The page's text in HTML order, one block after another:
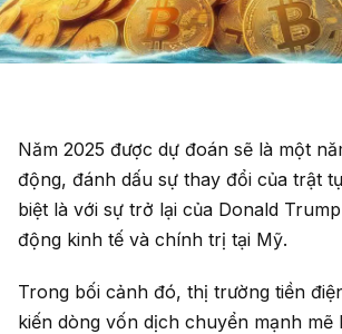
Năm 2025 được dự đoán sẽ là một
động, đánh dấu sự thay đổi của trật
biệt là với sự trở lại của Donald
động kinh tế và chính trị tại Mỹ.
Trong bối cảnh đó, thị trường tiền
kiến dòng vốn dịch chuyển mạnh mẽ